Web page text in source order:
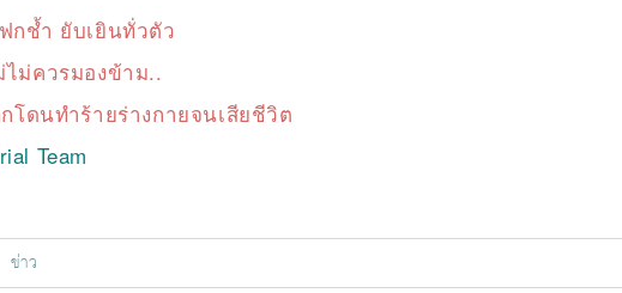
กช้ำ ยับเยินทั่วตัว
ไม่ควรมองข้าม..
โดนทำร้ายร่างกายจนเสียชีวิต
Team
ข่าว